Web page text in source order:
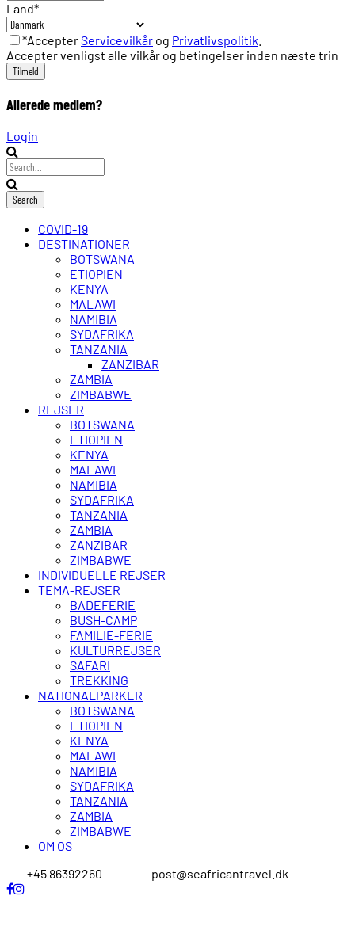
Land*
*AccepterServicevilkår og Privatlivspolitik
Accepter venligst alle vilkår og betingelser inden næste trin
Allerede medlem?
Login
COVID-19
DESTINATIONER
BOTSWANA
ETIOPIEN
KENYA
MALAWI
NAMIBIA
SYDAFRIKA
TANZANIA
ZANZIBAR
ZAMBIA
ZIMBABWE
REJSER
BOTSWANA
ETIOPIEN
KENYA
MALAWI
NAMIBIA
SYDAFRIKA
TANZANIA
ZAMBIA
ZANZIBAR
ZIMBABWE
INDIVIDUELLE REJSER
TEMA-REJSER
BADEFERIE
BUSH-CAMP
FAMILIE-FERIE
KULTURREJSER
SAFARI
TREKKING
NATIONALPARKER
BOTSWANA
ETIOPIEN
KENYA
MALAWI
NAMIBIA
SYDAFRIKA
TANZANIA
ZAMBIA
ZIMBABWE
OM OS
+45 86392260
post@seafricantravel.dk